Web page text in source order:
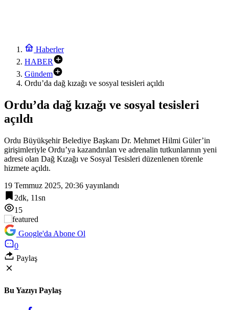
Haberler
HABER
Gündem
Ordu’da dağ kızağı ve sosyal tesisleri açıldı
Ordu’da dağ kızağı ve sosyal tesisleri
açıldı
Ordu Büyükşehir Belediye Başkanı Dr. Mehmet Hilmi Güler’in
girişimleriyle Ordu’ya kazandırılan ve adrenalin tutkunlarının yeni
adresi olan Dağ Kızağı ve Sosyal Tesisleri düzenlenen törenle
hizmete açıldı.
19 Temmuz 2025, 20:36 yayınlandı
2dk, 11sn
15
Google'da Abone Ol
0
Paylaş
Bu Yazıyı Paylaş